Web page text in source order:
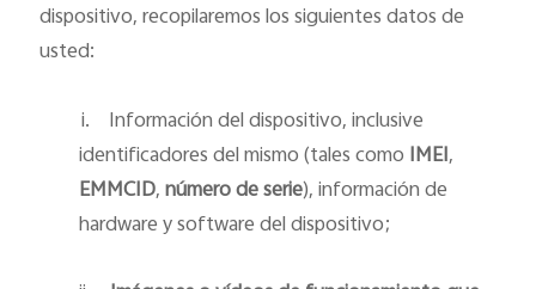
dispositivo, recopilaremos los siguientes datos de
usted:
i.
Información del dispositivo, inclusive
identificadores del mismo (tales como IMEI
EMMCID ,número de serie), información de
hardware y software del dispositivo;